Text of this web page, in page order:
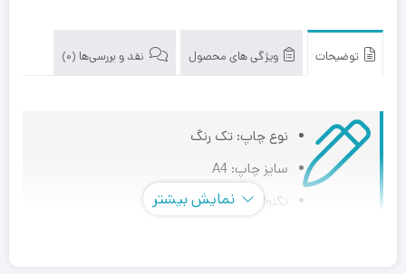
توضیحات ویژگی های محصول نقد و بررسی‌ها (0)
نوع چاپ: تک رنگ
سایز چاپ: A4
تکنولوژی چاپ: چاپ لیزری
نمایش بیشتر